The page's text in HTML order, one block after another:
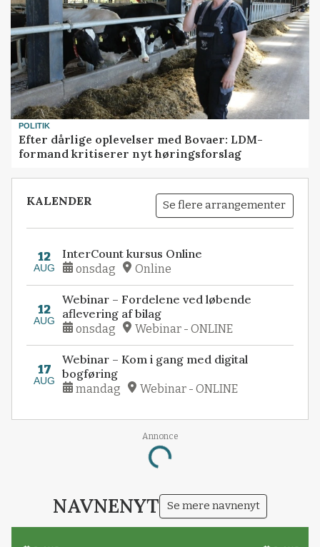
POLITIK
Efter dårlige oplevelser med Bovaer: LDM-
formand kritiserer nyt høringsforslag
KALENDER Se flere arrangementer
12
AUG
InterCount kursus Online
onsdag Online
12
AUG
Webinar – Fordelene ved løbende
aflevering af bilag
onsdag Webinar - ONLINE
17
AUG
Webinar – Kom i gang med digital
bogføring
mandag Webinar - ONLINE
Annonce
Loading...
NAVNENYT Se mere navnenyt